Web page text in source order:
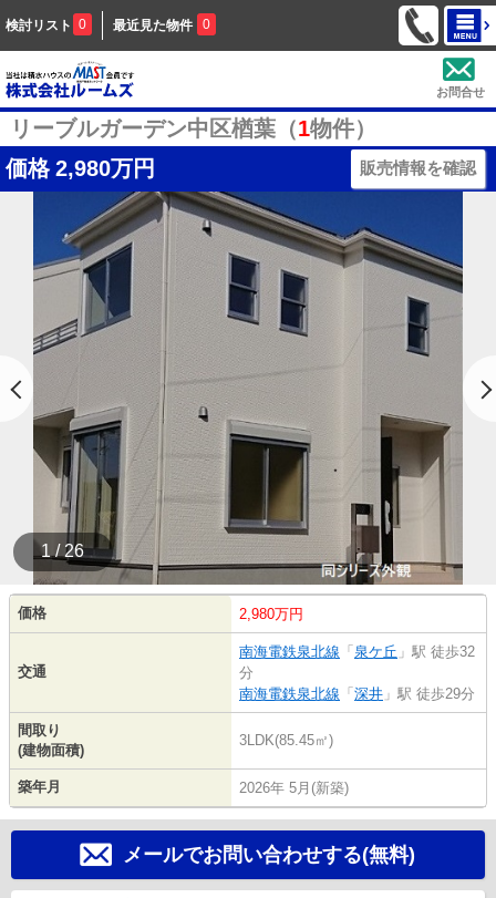
検討リスト 0 最近見た物件 0
お問合せ
リーブルガーデン中区楢葉（1物件）
価格 2,980万円 販売情報を確認
1 / 26
価格 2,980万円
交通
南海電鉄泉北線 「 泉ケ丘 」駅 徒歩32
分
南海電鉄泉北線 「 深井 」駅 徒歩29分
間取り
(建物面積)
3LDK(85.45㎡)
築年月 2026年 5月(新築)
メールでお問い合わせする(無料)